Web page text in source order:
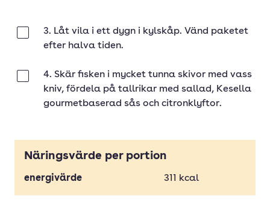
3. Låt vila i ett dygn i kylskåp. Vänd paketet
efter halva tiden.
4. Skär fisken i mycket tunna skivor med vass
kniv, fördela på tallrikar med sallad, Kesella
gourmetbaserad sås och citronklyftor.
Näringsvärde per portion
energivärde 311 kcal